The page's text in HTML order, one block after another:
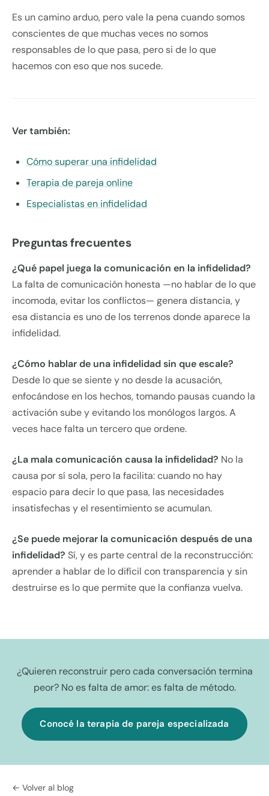
Es un camino arduo, pero vale la pena cuando somos
conscientes de que muchas veces no somos
responsables de lo que pasa, pero si de lo que
hacemos con eso que nos sucede.
Ver también:
Cómo superar una infidelidad
Terapia de pareja online
Especialistas en infidelidad
Preguntas frecuentes
¿Qué papel juega la comunicación en la infidelidad?
La falta de comunicación honesta —no hablar de lo que
incomoda, evitar los conflictos— genera distancia, y
esa distancia es uno de los terrenos donde aparece la
infidelidad.
¿Cómo hablar de una infidelidad sin que escale?
Desde lo que se siente y no desde la acusación,
enfocándose en los hechos, tomando pausas cuando la
activación sube y evitando los monólogos largos. A
veces hace falta un tercero que ordene.
¿La mala comunicación causa la infidelidad? No la
causa por sí sola, pero la facilita: cuando no hay
espacio para decir lo que pasa, las necesidades
insatisfechas y el resentimiento se acumulan.
¿Se puede mejorar la comunicación después de una
infidelidad? Sí, y es parte central de la reconstrucción:
aprender a hablar de lo difícil con transparencia y sin
destruirse es lo que permite que la confianza vuelva.
¿Quieren reconstruir pero cada conversación termina
peor? No es falta de amor: es falta de método.
Conocé la terapia de pareja especializada
← Volver al blog